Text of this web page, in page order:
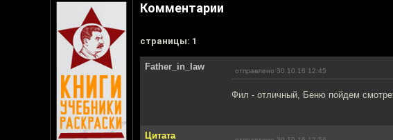
Комментарии
cтраницы: 1
Father_in_law отправлено 30.10.16 12:45
Фил - отличный, Беню пойдем
Цитата